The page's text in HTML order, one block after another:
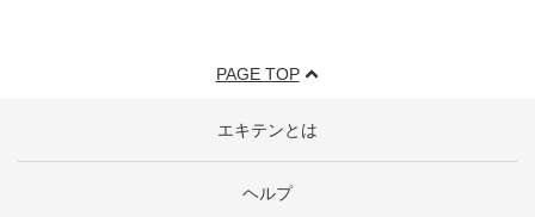
PAGE TOP
エキテンとは
ヘルプ